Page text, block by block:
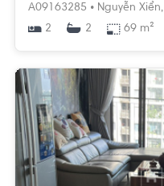
A09163285 • Nguyễn Xiển,
2
2 69 m²